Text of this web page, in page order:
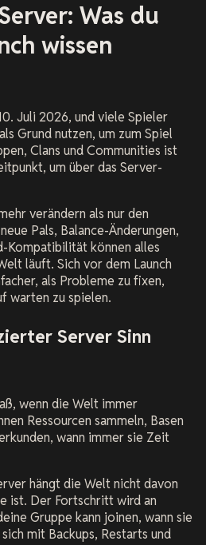
Was du
wissen
Juli 2026, und viele Spieler
Grund nutzen, um zum Spiel
Clans und Communities ist
um über das Server-
verändern als nur den
Pals, Balance-Änderungen,
Kompatibilität können alles
läuft. Sich vor dem Launch
als Probleme zu fixen,
warten zu spielen.
Server Sinn
wenn die Welt immer
Ressourcen sammeln, Basen
wann immer sie Zeit
hängt die Welt nicht davon
ist. Der Fortschritt wird an
Gruppe kann joinen, wann sie
mit Backups, Restarts und